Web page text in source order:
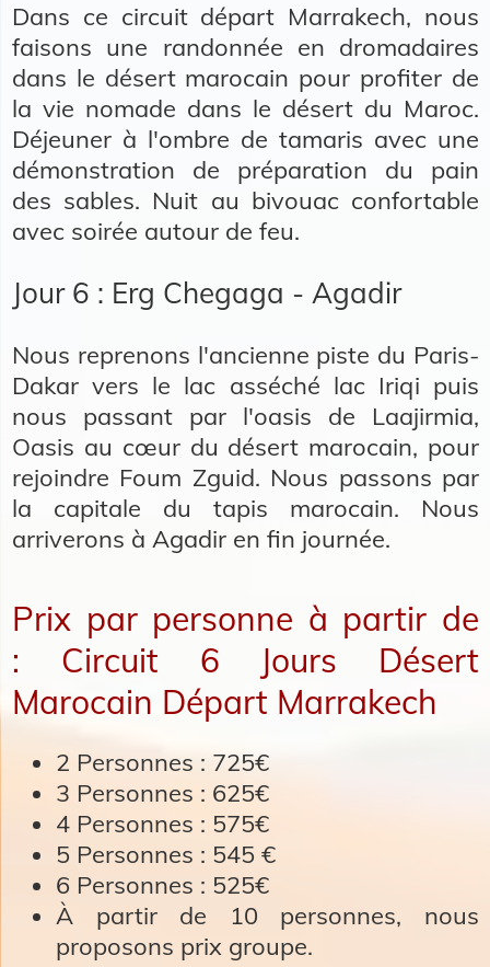
Dans ce circuit départ Marrakech, nous
faisons une randonnée en dromadaires
dans le désert marocain pour profiter de
la vie nomade dans le désert du Maroc.
Déjeuner à l'ombre de tamaris avec une
démonstration de préparation du pain
des sables. Nuit au bivouac confortable
avec soirée autour de feu.
Jour 6 : Erg Chegaga - Agadir
Nous reprenons l'ancienne piste du Paris-
Dakar vers le lac asséché lac Iriqi puis
nous passant par l'oasis de Laajirmia,
Oasis au cœur du désert marocain, pour
rejoindre Foum Zguid. Nous passons par
la capitale du tapis marocain. Nous
arriverons à Agadir en fin journée.
Prix par personne à partir de
: Circuit 6 Jours Désert
Marocain Départ Marrakech
2 Personnes : 725€
3 Personnes : 625€
4 Personnes : 575€
5 Personnes : 545 €
6 Personnes : 525€
À partir de 10 personnes, nous
proposons prix groupe.